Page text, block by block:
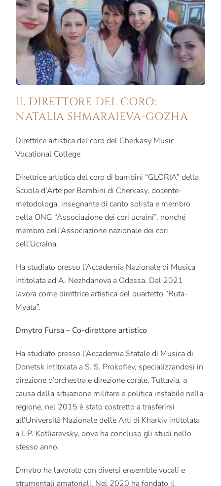
IL DIRETTORE DEL CORO:
NATALIA SHMARAIEVA-GOZHA
Direttrice artistica del coro del Cherkasy Music
Vocational College
Direttrice artistica del coro di bambini “GLORIA” della
Scuola d’Arte per Bambini di Cherkasy, docente-
metodologa, insegnante di canto solista e membro
della ONG “Associazione dei cori ucraini”, nonché
membro dell’Associazione nazionale dei cori
dell’Ucraina.
Ha studiato presso l’Accademia Nazionale di Musica
intitolata ad A. Nezhdanova a Odessa. Dal 2021
lavora come direttrice artistica del quartetto “Ruta-
Myata”.
Dmytro Fursa – Co-direttore artistico
Ha studiato presso l’Accademia Statale di Musica di
Donetsk intitolata a S. S. Prokofiev, specializzandosi in
direzione d’orchestra e direzione corale. Tuttavia, a
causa della situazione militare e politica instabile nella
regione, nel 2015 è stato costretto a trasferirsi
all’Università Nazionale delle Arti di Kharkiv intitolata
a I. P. Kotliarevsky, dove ha concluso gli studi nello
stesso anno.
Dmytro ha lavorato con diversi ensemble vocali e
strumentali amatoriali. Nel 2020 ha fondato il